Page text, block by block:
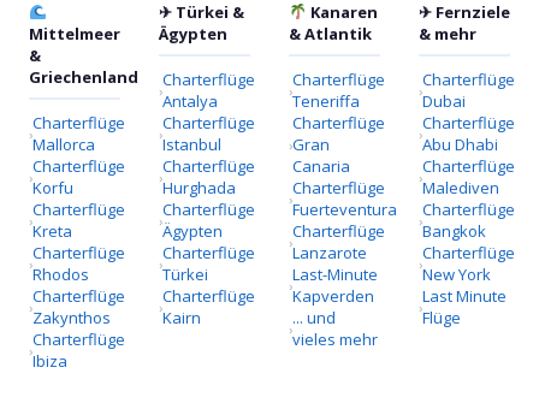
Mittelmeer
&
Griechenland
Charterflüge
Mallorca
Charterflüge
Korfu
Charterflüge
Kreta
Charterflüge
Rhodos
Charterflüge
Zakynthos
Charterflüge
Ibiza
✈ Türkei &
Ägypten
Charterflüge
Antalya
Charterflüge
Istanbul
Charterflüge
Hurghada
Charterflüge
Ägypten
Charterflüge
Türkei
Charterflüge
Kairn
Kanaren
& Atlantik
Charterflüge
Teneriffa
Charterflüge
Gran
Canaria
Charterflüge
Fuerteventura
Charterflüge
Lanzarote
Last-Minute
Kapverden
... und
vieles mehr
✈ Fernziele
& mehr
Charterflüge
Dubai
Charterflüge
Abu Dhabi
Charterflüge
Malediven
Charterflüge
Bangkok
Charterflüge
New York
Last Minute
Flüge